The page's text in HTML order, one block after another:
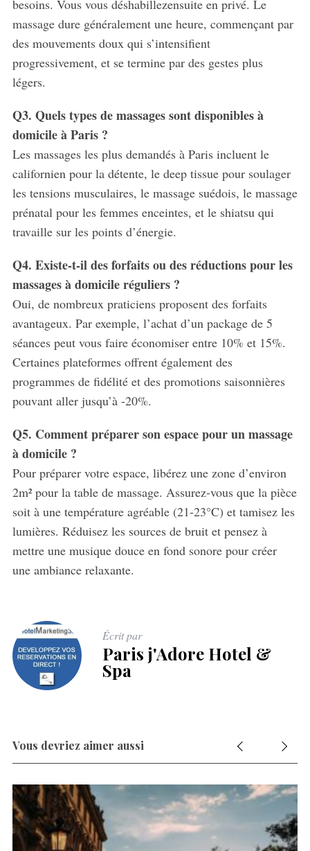
besoins. Vous vous déshabillezensuite en privé. Le
massage dure généralement une heure, commençant par
des mouvements doux qui s’intensifient
progressivement, et se termine par des gestes plus
légers.
Q3. Quels types de massages sont disponibles à
domicile à Paris ?
Les massages les plus demandés à Paris incluent le
californien pour la détente, le deep tissue pour soulager
les tensions musculaires, le massage suédois, le massage
prénatal pour les femmes enceintes, et le shiatsu qui
travaille sur les points d’énergie.
Q4. Existe-t-il des forfaits ou des réductions pour les
massages à domicile réguliers ?
Oui, de nombreux praticiens proposent des forfaits
avantageux. Par exemple, l’achat d’un package de 5
séances peut vous faire économiser entre 10% et 15%.
Certaines plateformes offrent également des
programmes de fidélité et des promotions saisonnières
pouvant aller jusqu’à -20%.
Q5. Comment préparer son espace pour un massage
à domicile ?
Pour préparer votre espace, libérez une zone d’environ
2m² pour la table de massage. Assurez-vous que la pièce
soit à une température agréable (21-23°C) et tamisez les
lumières. Réduisez les sources de bruit et pensez à
mettre une musique douce en fond sonore pour créer
une ambiance relaxante.
Écrit par
Paris j'Adore Hotel &
Spa
Vous devriez aimer aussi